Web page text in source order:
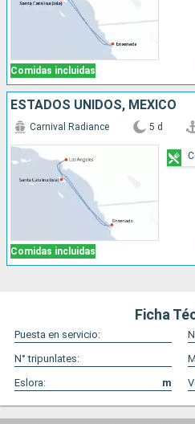
Comidas incluidas
ESTADOS UNIDOS, MÉXICO
Comidas incluidas
Carnival Radiance 5 d
Ficha
Puesta en servicio:
N° tripunlates:
Eslora:
m